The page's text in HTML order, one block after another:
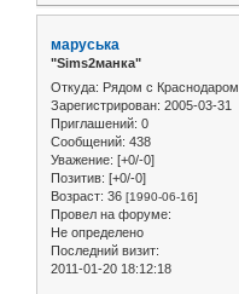
маруська
"Sims2манка"
Откуда: Рядом с Краснодаром
Зарегистрирован: 2005-03-31
Приглашений: 0
Сообщений: 438
Уважение: [+0/-0]
Позитив: [+0/-0]
Возраст: 36 [1990-06-16]
Провел на форуме:
Не определено
Последний визит:
2011-01-20 18:12:18